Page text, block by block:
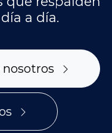
a día.
nosotros